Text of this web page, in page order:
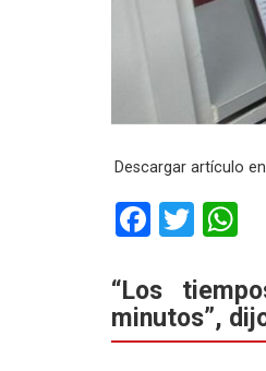
Descargar artículo
F
ce
b
T
tt
er s
“Los
minutos”,